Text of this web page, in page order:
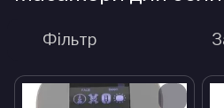
Фільтр